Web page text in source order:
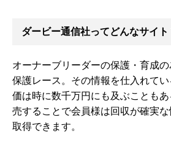
ダービー通信社ってどんなサイト
オーナーブリーダーの保護・育成
保護レース。その情報を仕入れて
価は時に数千万円にも及ぶことも
売することで会員様は回収が確実
取得できます。